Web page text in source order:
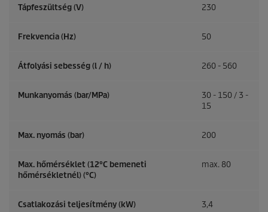
Tápfeszültség (V) 230
Frekvencia (Hz) 50
Átfolyási sebesség (l / h) 260 - 560
Munkanyomás (bar/MPa)
30 - 150 / 3 -
15
Max. nyomás (bar) 200
Max. hőmérséklet (12°C bemeneti
hőmérsékletnél) (°C)
max. 80
Csatlakozási teljesítmény (kW) 3,4